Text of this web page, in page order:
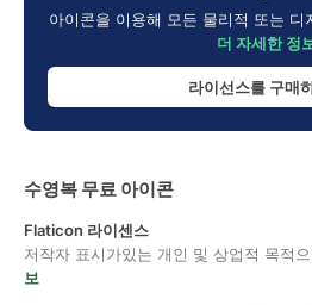
아이콘을 이용해 모든 물리적 또는 디
더 자세한 정
라이선스를 구매
수영복 무료 아이콘
Flaticon 라이센스
저작자 표시가있는 개인 및 상업적 목적
보